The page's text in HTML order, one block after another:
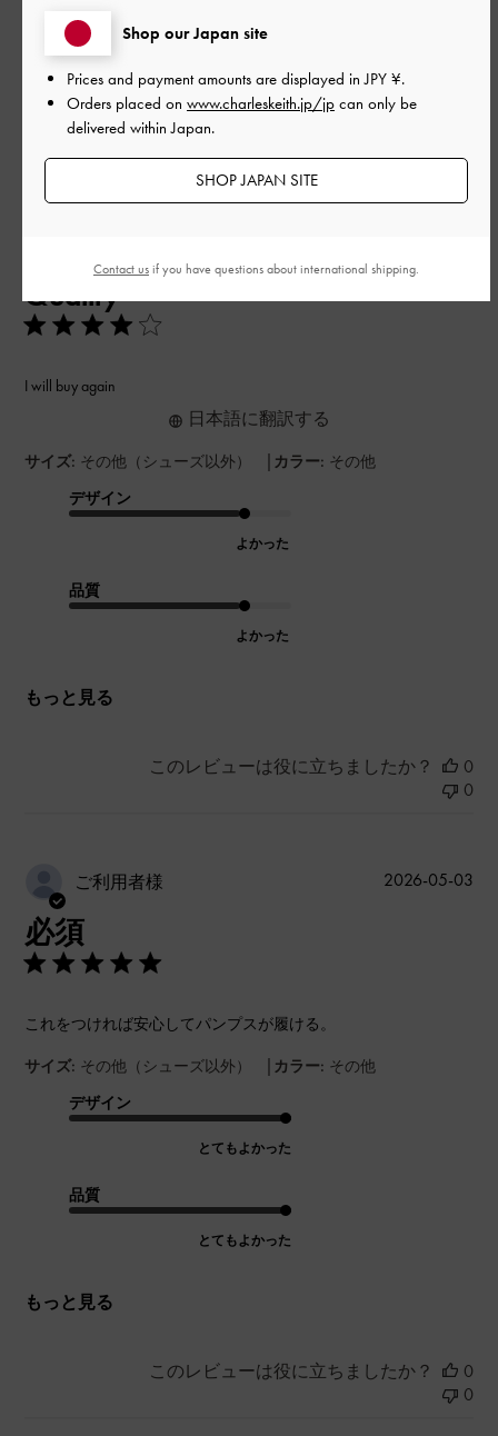
もっと見る
このレビューは役に立ちましたか？
0
Quality
I will buy again
サイズ: その他（シューズ以外） | カラー: その他
デザイン
よかった
品質
よかった
もっと見る
日本語に翻訳する
このレビューは役に立ちましたか？
0
0
ご利用者様
必須
これをつければ安心してパンプスが履ける。
サイズ: その他（シューズ以外） | カラー: その他
デザイン
とてもよかった
品質
とてもよかった
もっと見る
公
2026-05-03
このレビューは役に立ちましたか？
0
0
Shop our Japan site
Prices and payment amounts are displayed inJPY ¥.
Orders placed on www.charleskeith.jp/jp can only be
delivered within Japan.
SHOP JAPAN SITE
Contact usif you have questions about international shipping.